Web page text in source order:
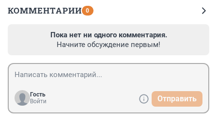
КОММЕНТАРИИ 0
Пока нет ни одного комментария.
Начните обсуждение первым!
Гость
Войти
Отправить